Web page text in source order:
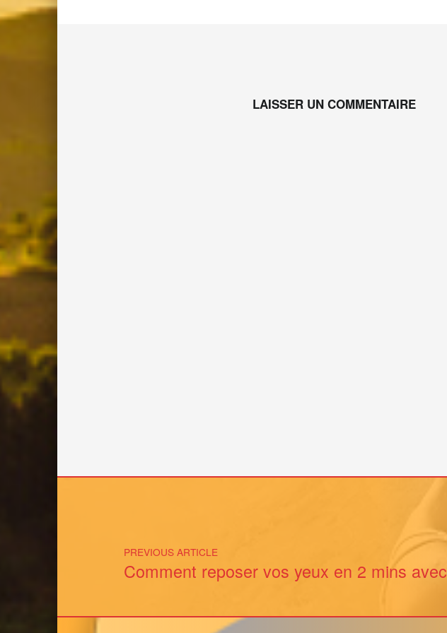
LAISSER UN COMMENTAIRE
Post navigation
PREVIOUS ARTICLE
Comment reposer vos yeux en 2 mins